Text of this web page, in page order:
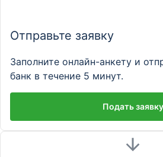
Отправьте заявку
Заполните онлайн-анкету и
банк в течение 5 минут.
Подать заявку